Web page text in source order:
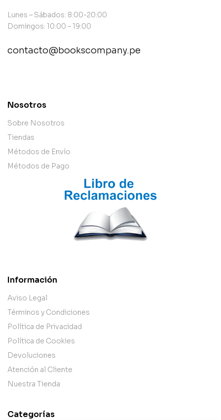
Lunes – Sábados: 8:00-20:00
Domingos: 10:00 – 19:00
contacto@bookscompany.pe
Nosotros
Sobre Nosotros
Tiendas
Métodos de Envío
Métodos de Pago
Información
Aviso Legal
Términos y Condiciones
Política de Privacidad
Política de Cookies
Devoluciones
Atención al Cliente
Nuestra Tienda
Categorías